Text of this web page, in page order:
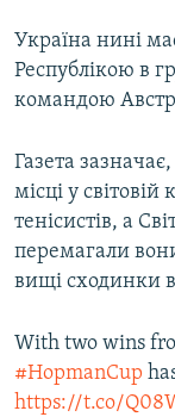
Україна нині
Республікою в
командою
Газета
місці у світовій
тенісистів, а
перемагали
вищі сходинки
With two wins
#HopmanCup
https://t.co/